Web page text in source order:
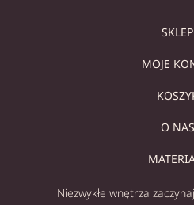
SKLEP
MOJE
O NAS
Niezwykłe wnętrza